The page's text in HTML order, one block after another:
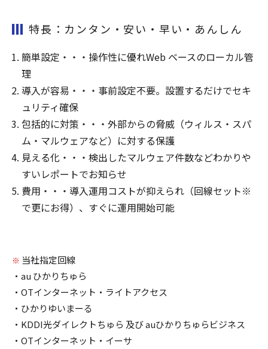
特長：カンタン・安い・早い・あんしん
簡単設定・・・操作性に優れWeb ベースのローカル管
理
導入が容易・・・事前設定不要。設置するだけでセキ
ュリティ確保
包括的に対策・・・外部からの脅威（ウィルス・スパ
ム・マルウェアなど）に対する保護
見える化・・・検出したマルウェア件数などわかりや
すいレポートでお知らせ
費用・・・導入運用コストが抑えられ（回線セット※
で更にお得）、すぐに運用開始可能
※ 当社指定回線
・au ひかりちゅら
・OTインターネット・ライトアクセス
・ひかりゆいまーる
・KDDI光ダイレクトちゅら 及び auひかりちゅらビジネス
・OTインターネット・イーサ